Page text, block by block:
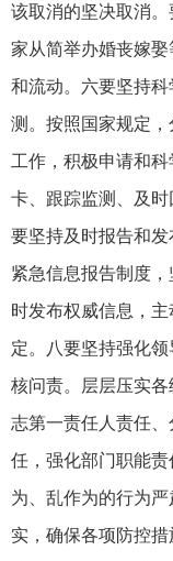
该取消的坚决取消
家从简举办婚丧嫁
和流动。六要坚持
测。按照国家规定
工作，积极申请和
卡、跟踪监测、及
要坚持及时报告和
紧急信息报告制度
时发布权威信息，
定。八要坚持强化
核问责。层层压实
志第一责任人责任
任，强化部门职能
为、乱作为的行为
实，确保各项防控